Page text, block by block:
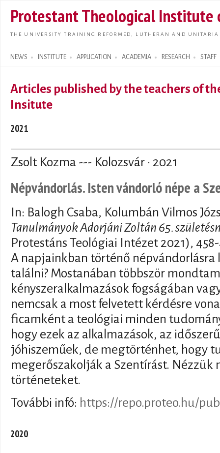
main
Protestant Theological Institute
THE UNIVERSITY TRAINING REFORMED, LUTHERAN AND
NEWS INSTITUTE APPLICATION ACADEMIA RESEARCH STAFF
Search form
Articles published by the teachers of
Insitute
2021
Zsolt Kozma --- Kolozsvár · 2021
Népvándorlás. Isten vándorló népe a
In: Balogh Csaba, Kolumbán Vilmos
Tanulmányok Adorjáni Zoltán 65.
Protestáns Teológiai Intézet 2021),
A napjainkban történő
találni? Mostanában többször
kényszeralkalmazások fogságában
nemcsak a most felvetett kérdésre
ficamként a teológiai minden
hogy ezek az alkalmazások, az
jóhiszeműek, de megtörténhet, hogy
megerőszakolják a Szentírást. Nézzük
történeteket.
További infó: https://repo.proteo.hu/
2020